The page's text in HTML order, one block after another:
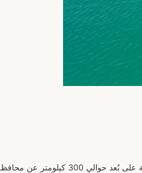
واحة سيوة هي واحدة من أجمل الوجهات السياحية في